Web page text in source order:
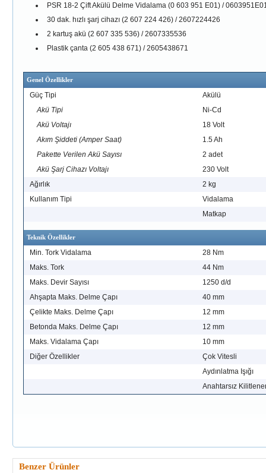
PSR 18-2 Çift Akülü Delme Vidalama (0 603 951 E01) /
30 dak. hızlı şarj cihazı (2 607 224 426) / 2607224426
2 kartuş akü (2 607 335 536) / 2607335536
Plastik çanta (2 605 438 671) / 2605438671
Genel Özellikler
Güç Tipi
Akülü
Akü Tipi
Ni-Cd
Akü Voltajı
18 Volt
Akım Şiddeti (Amper Saat)
1.5 Ah
Pakette Verilen Akü Sayısı
2 adet
Akü Şarj Cihazı Voltajı
230 Volt
Ağırlık
2 kg
Kullanım Tipi
Vidalama
Matkap
Teknik Özellikler
Min. Tork Vidalama
28 Nm
Maks. Tork
44 Nm
Maks. Devir Sayısı
1250 d/d
Ahşapta Maks. Delme Çapı
40 mm
Çelikte Maks. Delme Çapı
12 mm
Betonda Maks. Delme Çapı
12 mm
Maks. Vidalama Çapı
10 mm
Diğer Özellikler
Çok Vitesli
Aydınlatma Işığı
Anahtarsız
Benzer Ürünler